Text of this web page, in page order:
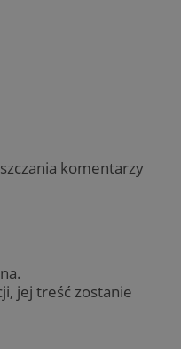
komentarzy
jej treść zostanie